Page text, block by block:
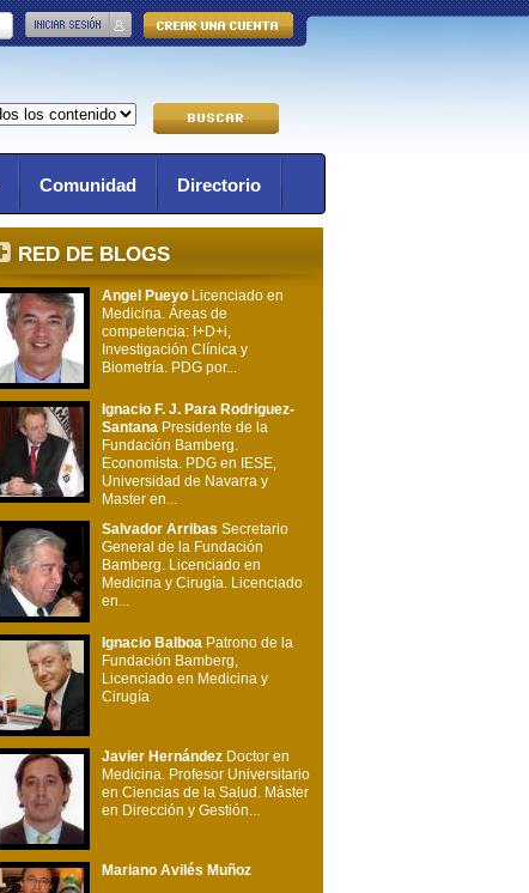
Comunidad Directorio
RED DE BLOGS
Angel Pueyo Licenciado en
Medicina. Áreas de
competencia: I+D+i,
Investigación Clínica y
Biometría. PDG por...
Ignacio F. J. Para Rodriguez-
Santana Presidente de la
Fundación Bamberg.
Economista. PDG en IESE,
Universidad de Navarra y
Master en...
Salvador Arribas Secretario
General de la Fundación
Bamberg. Licenciado en
Medicina y Cirugía. Licenciado
en...
Ignacio Balboa Patrono de la
Fundación Bamberg,
Licenciado en Medicina y
Cirugía
Javier Hernández Doctor en
Medicina. Profesor Universitario
en Ciencias de la Salud. Máster
en Dirección y Gestión...
Mariano Avilés Muñoz